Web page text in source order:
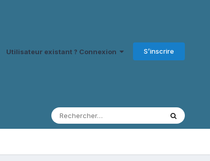
Utilisateur existant ? Connexion S’inscrire